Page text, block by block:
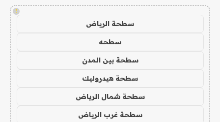
!
سطحة الرياض
سطحه
سطحة بين المدن
سطحة هيدروليك
سطحة شمال الرياض
سطحة غرب الرياض